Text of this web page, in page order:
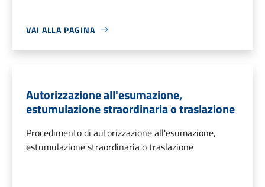
VAI ALLA PAGINA
Autorizzazione all'esumazione,
estumulazione straordinaria o traslazione
Procedimento di autorizzazione all'esumazione,
estumulazione straordinaria o traslazione